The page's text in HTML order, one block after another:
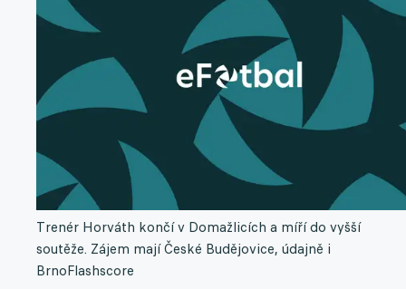
Trenér Horváth končí v Domažlicích a míří do vyšší
soutěže. Zájem mají České Budějovice, údajně i
BrnoFlashscore